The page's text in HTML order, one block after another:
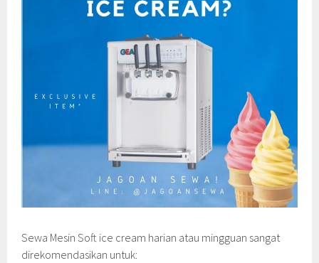
Sewa Mesin Soft ice cream harian atau mingguan sangat
direkomendasikan untuk: